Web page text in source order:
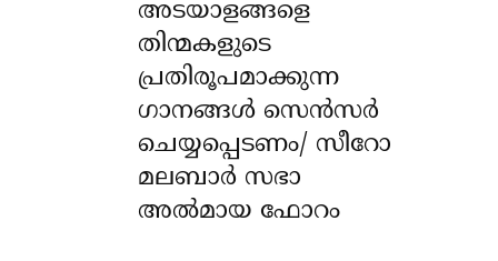
അടയാളങ്ങളെ
തിന്മകളുടെ
പ്രതിരൂപമാക്കുന്ന
ഗാനങ്ങൾ സെൻസർ
ചെയ്യപ്പെടണം/ സീറോ
മലബാർ സഭാ
അൽമായ ഫോറം